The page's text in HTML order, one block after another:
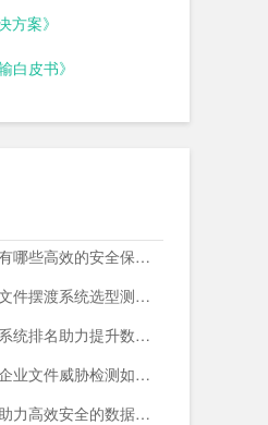
方案》
白皮书》
信创文件传输系统有哪些高效的安全保障措施？
新能源行业内外网文件摆渡系统选型测评，附头部企业跨网部署案例
跨网文件安全交换系统排名助力提升数据传输安全与效率
多引擎在线杀毒：企业文件威胁检测如何减少漏报与误报？
安全隔离网闸推荐助力高效安全的数据交换与网络防护